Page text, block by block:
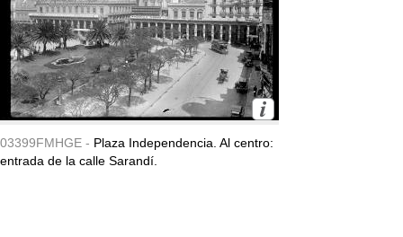
03399FMHGE - Plaza Independencia. Al centro:
entrada de la calle Sarandí.